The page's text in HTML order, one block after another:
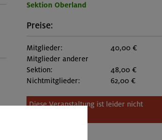
Sektion Oberland
Preise:
Mitglieder:
40,00 €
Mitglieder anderer
Sektion:
48,00 €
Nichtmitglieder:
62,00 €
Diese Veranstaltung ist leider nicht